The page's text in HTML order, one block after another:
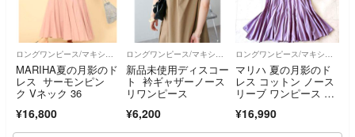
ロングワンピース/マキシワンピース
MARIHA夏の月影のド
レス サーモンピン
ク Vネック 36
¥16,800
ロングワンピース/マキシワンピース
新品未使用ディスコー
ト 衿ギャザーノース
リワンピース
¥6,200
ロングワンピース/マキシワンピース
マリハ 夏の月影のド
レス コットン ノース
リーブ ワンピース パ
¥16,990